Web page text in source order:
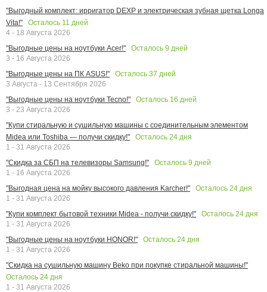
"Выгодный комплект: ирригатор DEXP и электрическая зубная щетка Longa
Vita!"
Осталось 11 дней
4 - 18 Августа 2026
"Выгодные цены на ноутбуки Acer!"
Осталось 9 дней
3 - 16 Августа 2026
"Выгодные цены на ПК ASUS!"
Осталось 37 дней
3 Августа - 13 Сентября 2026
"Выгодные цены на ноутбуки Tecno!"
Осталось 16 дней
3 - 23 Августа 2026
"Купи стиральную и сушильную машины с соединительным элементом
Midea или Toshiba — получи скидку!"
Осталось 24 дня
1 - 31 Августа 2026
"Скидка за СБП на телевизоры Samsung!"
Осталось 9 дней
1 - 16 Августа 2026
"Выгодная цена на мойку высокого давления Karcher!"
Осталось 24 дня
1 - 31 Августа 2026
"Купи комплект бытовой техники Midea - получи скидку!"
Осталось 24 дня
1 - 31 Августа 2026
"Выгодные цены на ноутбуки HONOR!"
Осталось 24 дня
1 - 31 Августа 2026
"Скидка на сушильную машину Beko при покупке стиральной машины!"
Осталось 24 дня
1 - 31 Августа 2026